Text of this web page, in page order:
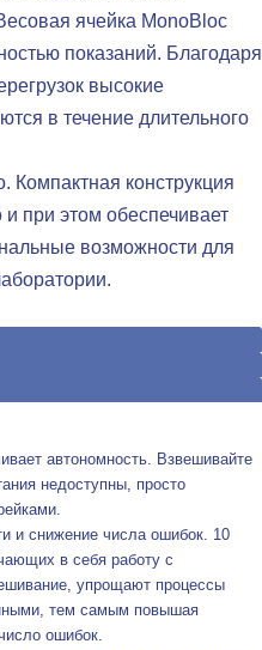
ячейка MonoBloc
показаний. Благодаря
высокие
в течение длительного
Компактная конструкция
при этом обеспечивает
возможности для
автономность. Взвешивайте
недоступны, просто
и снижение числа ошибок. 10
в себя работу с
упрощают процессы
тем самым повышая
ошибок.